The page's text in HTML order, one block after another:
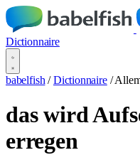
Dictionnaire
babelfish / Dictionnaire /
das wird
erregen